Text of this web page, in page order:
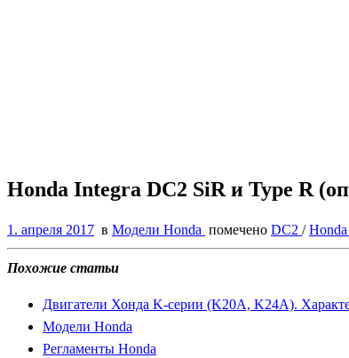
Honda Integra DC2 SiR и Type R
1. апреля 2017 в Модели Honda помечено DC2 /Honda
Похожие статьи
Двигатели Хонда K-серии (K20A, K24A).
Модели Honda
Регламенты Honda